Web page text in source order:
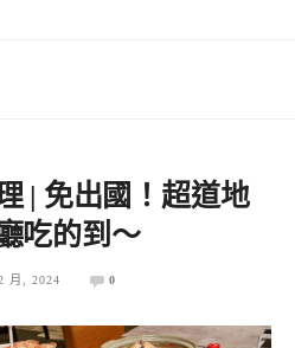
| 免出國！超道地
吃的到～
月, 2024 0